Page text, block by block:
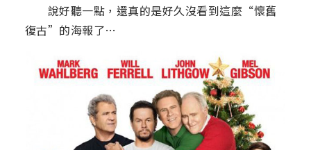
說好聽一點，還真的是好久沒看到這麼“懷舊
復古”的海報了…